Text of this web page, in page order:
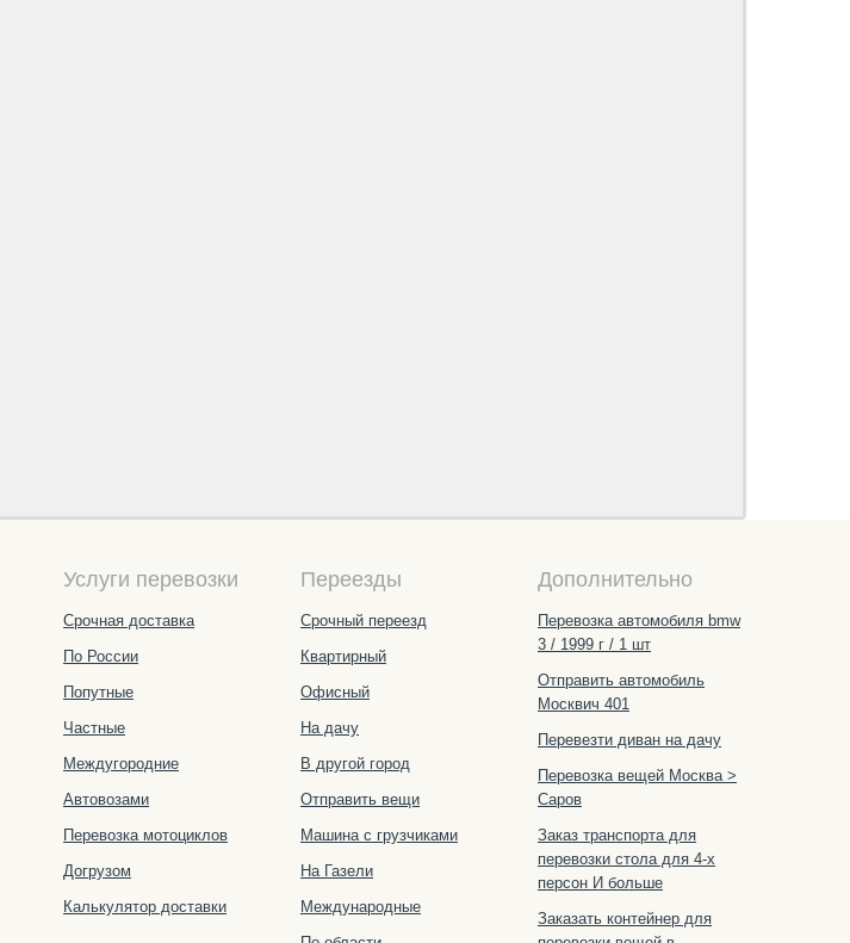
Услуги перевозки
Срочная доставка
По России
Попутные
Частные
Междугородние
Автовозами
Перевозка мотоциклов
Догрузом
Калькулятор доставки
Переезды
Срочный переезд
Квартирный
Офисный
На дачу
В другой город
Отправить вещи
Машина с грузчиками
На Газели
Международные
Дополнительно
Перевозка автомобиля bmw
3 / 1999 г / 1 шт
Отправить автомобиль
Москвич 401
Перевезти диван на дачу
Перевозка вещей Москва >
Саров
Заказ транспорта для
перевозки стола для 4-х
персон И больше
Заказать контейнер для